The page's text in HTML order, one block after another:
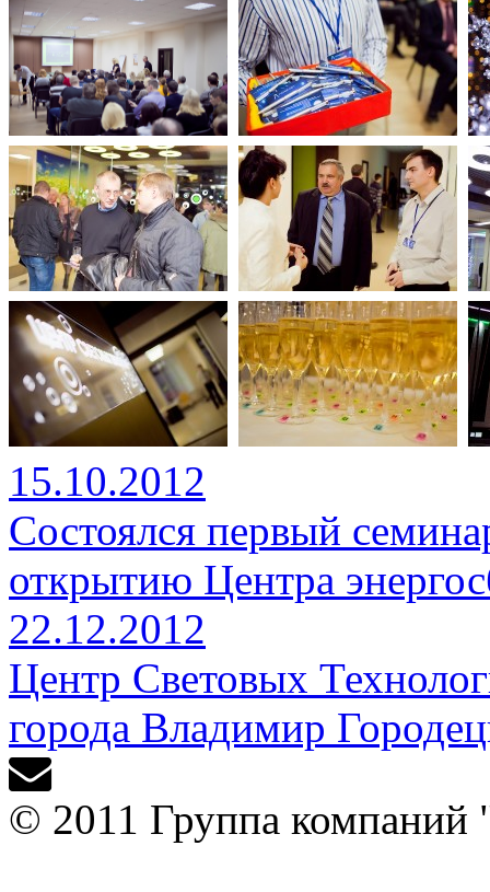
15.10.2012
Состоялся первый
открытию Центра
22.12.2012
Центр Световых
города Владимир
© 2011 Группа